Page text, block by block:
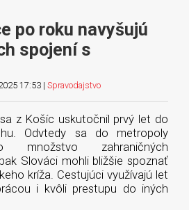
po roku navyšujú
spojení s
17:53 | Spravodajstvo
z Košíc uskutočnil prvý let do
Odvtedy sa do metropoly
množstvo zahraničných
Slováci mohli bližšie spoznať
kríža. Cestujúci využívajú let
i kvôli prestupu do iných